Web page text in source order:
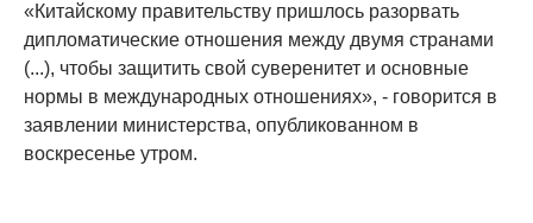
«Китайскому правительству пришлось разорвать
дипломатические отношения между двумя странами
(...), чтобы защитить свой суверенитет и основные
нормы в международных отношениях», - говорится в
заявлении министерства, опубликованном в
воскресенье утром.